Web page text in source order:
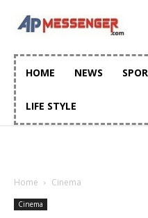
HOME NEWS
LIFE STYLE
Home Cinema
Cinema